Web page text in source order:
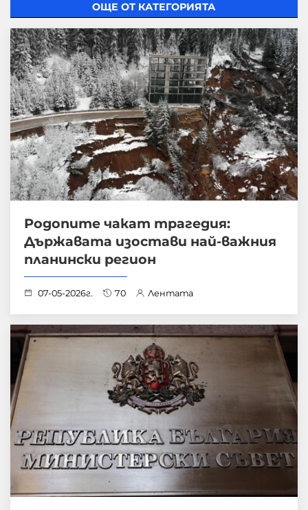
ОЩЕ ОТ КАТЕГОРИЯТА
Родопите чакат трагедия:
Държавата изостави най-важния
планински регион
07-05-2026г. 70 Лентата